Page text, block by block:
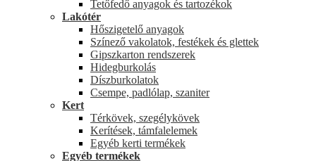
Tetőfedő anyagok és tartozékok
Lakótér
Hőszigetelő anyagok
Színező vakolatok, festékek és glettek
Gipszkarton rendszerek
Hidegburkolás
Díszburkolatok
Csempe, padlólap, szaniter
Kert
Térkövek, szegélykövek
Kerítések, támfalelemek
Egyéb kerti termékek
Egyéb termékek